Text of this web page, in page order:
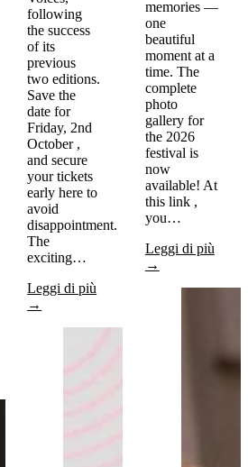
following
the success
of its
previous
two editions.
Save the
date for
Friday, 2nd
October ,
and secure
your tickets
early here to
avoid
disappointment.
The
exciting…
Leggi di più
→
memories —
one
beautiful
moment at a
time. The
complete
photo
gallery for
the 2026
festival is
now
available! At
this link ,
you…
Leggi di più
→